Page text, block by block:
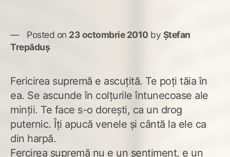
Posted on 23 octombrie 2010 by Ștefan
Trepăduș
Fericirea supremă e ascuțită. Te poți tăia în
ea. Se ascunde în colțurile întunecoase ale
minții. Te face s-o dorești, ca un drog
puternic. Îți apucă venele și cântă la ele ca
din harpă.
Fercirea supremă nu e un sentiment, e un